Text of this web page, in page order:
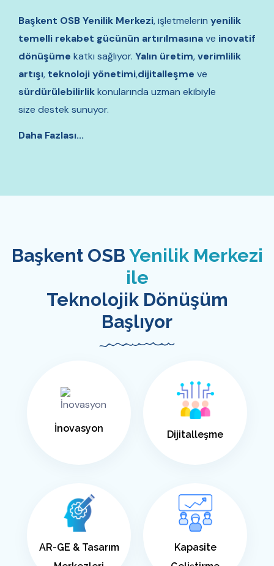
Başkent OSB Yenilik Merkezi, işletmelerin yenilik
temelli rekabet gücünün artırılmasınave inovatif
dönüşüme katkı sağlıyor. Yalın üretim,verimlilik
artışı, teknoloji yönetimi,dijitalleşme ve
sürdürülebilirlikkonularında uzman ekibiyle
size destek sunuyor.
Daha Fazlası...
Başkent OSB Yenilik Merkezi
ile
Teknolojik Dönüşüm
Başlıyor
İnovasyon Dijitalleşme
AR-GE & Tasarım
Kapasite